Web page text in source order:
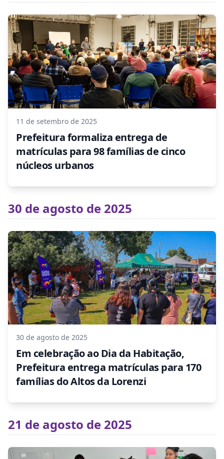
11 de setembro de 2025
Prefeitura formaliza entrega de
matrículas para 98 famílias de cinco
núcleos urbanos
30 de agosto de 2025
30 de agosto de 2025
Em celebração ao Dia da Habitação,
Prefeitura entrega matrículas para 170
famílias do Altos da Lorenzi
21 de agosto de 2025